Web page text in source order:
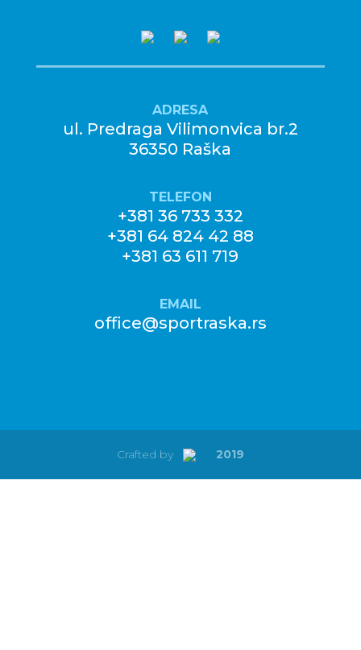
ADRESA
ul. Predraga Vilimonvica br.2
36350 Raška
TELEFON
+381 36 733 332
+381 64 824 42 88
+381 63 611 719
EMAIL
office@sportraska.rs
Crafted by 2019